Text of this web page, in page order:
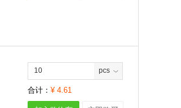
pcs
合计： ¥ 4.61